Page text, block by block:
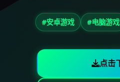
#安卓游戏 #电脑游戏
点击